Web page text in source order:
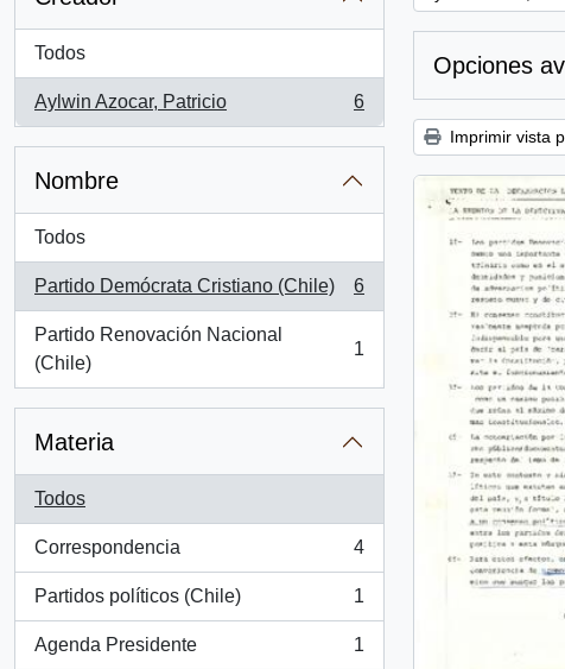
Todos
Aylwin Azocar, Patricio
, 6 resultados
6
Nombre
Todos
Partido Demócrata Cristiano (Chile)
, 6 resultados
6
Partido Renovación Nacional
(Chile)
, 1 resultados
1
Materia
Todos
Correspondencia
, 4 resultados
4
Partidos políticos (Chile)
, 1 resultados
1
Agenda Presidente
, 1 resultados
1
Opciones
Imprimir vista